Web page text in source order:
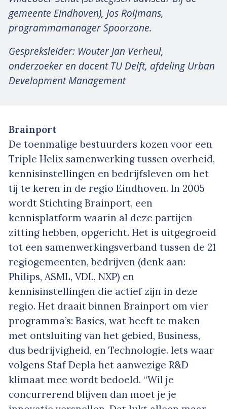
gemeente Eindhoven), Jos Roijmans,
programmamanager Spoorzone.
Gespreksleider: Wouter Jan Verheul,
onderzoeker en docent TU Delft, afdeling Urban
Development Management
Brainport
De toenmalige bestuurders kozen voor een
Triple Helix samenwerking tussen overheid,
kennisinstellingen en bedrijfsleven om het
tij te keren in de regio Eindhoven. In 2005
wordt Stichting Brainport, een
kennisplatform waarin al deze partijen
zitting hebben, opgericht. Het is uitgegroeid
tot een samenwerkingsverband tussen de 21
regiogemeenten, bedrijven (denk aan:
Philips, ASML, VDL, NXP) en
kennisinstellingen die actief zijn in deze
regio. Het draait binnen Brainport om vier
programma’s: Basics, wat heeft te maken
met ontsluiting van het gebied, Business,
dus bedrijvigheid, en Technologie. Iets waar
volgens Staf Depla het aanwezige R&D
klimaat mee wordt bedoeld. “Wil je
concurrerend blijven dan moet je je